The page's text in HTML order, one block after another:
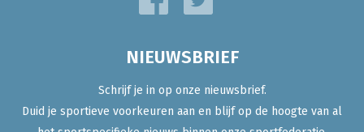
NIEUWSBRIEF
Schrijf je in op onze nieuwsbrief.
Duid je sportieve voorkeuren aan en blijf op de hoogte van al